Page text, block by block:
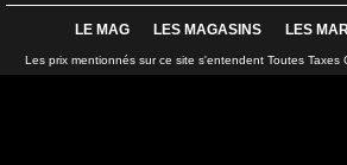
LE MAG LES MAGASINS LES
Les prix mentionnés sur ce site s'entendent Toutes